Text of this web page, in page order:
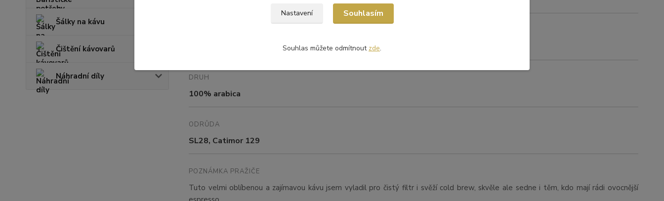
Šálky na kávu
Čištění kávovarů
Náhradní díly DRUH
100% arabica
ODRŮDA
SL28, Catimor 129
POZNÁMKA PRAŽIČE
Tuto velmi oblíbenou a zajímavou kávu jsem vyladil pro čistý filtr i svěží cold brew, skvěle ale sedne i těm, kdo mají rádi ovocnější
Nastavení Souhlasím
Souhlas můžete odmítnout zde.